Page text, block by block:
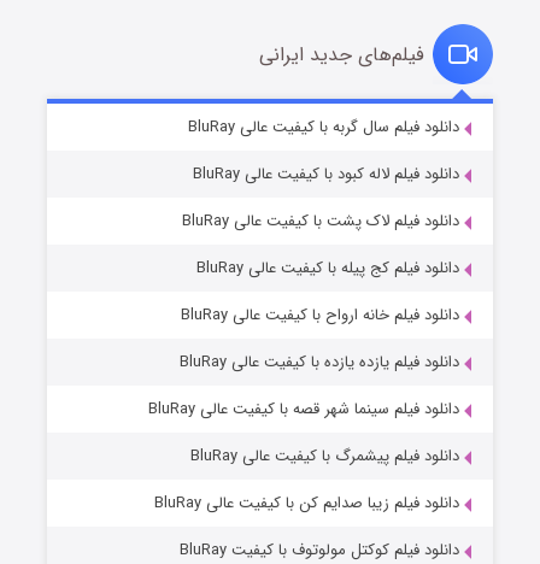
قسمت۷ (زیرنویس) منتشر شد
فیلم‌های جدید ایرانی
دانلود فیلم سال گربه با کیفیت عالی BluRay
دانلود فیلم لاله کبود با کیفیت عالی BluRay
دانلود فیلم لاک پشت با کیفیت عالی BluRay
دانلود فیلم کج‌ پیله با کیفیت عالی BluRay
دانلود فیلم خانه ارواح با کیفیت عالی BluRay
دانلود فیلم یازده یازده با کیفیت عالی BluRay
دانلود فیلم سینما شهر قصه با کیفیت عالی BluRay
دانلود فیلم پیشمرگ با کیفیت عالی BluRay
دانلود فیلم زیبا صدایم کن با کیفیت عالی BluRay
دانلود فیلم کوکتل مولوتوف با کیفیت BluRay